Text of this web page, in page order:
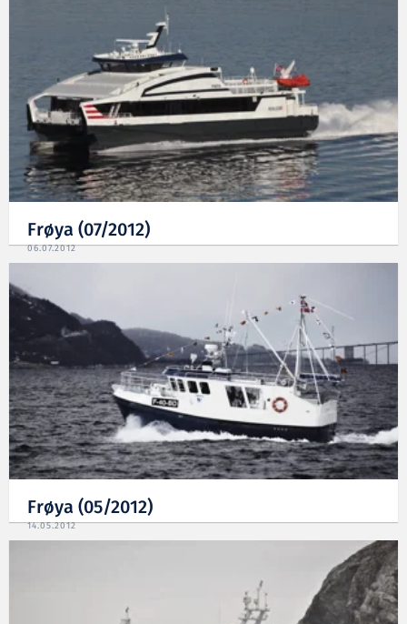
Frøya (07/2012)
06.07.2012
Frøya (05/2012)
14.05.2012